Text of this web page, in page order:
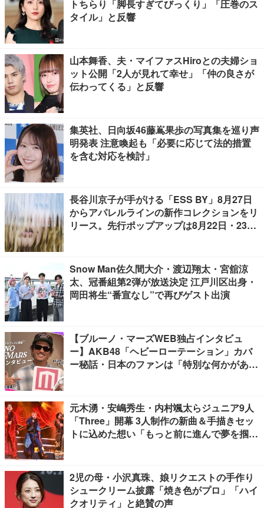
トちらり「脚長すぎてびっくり」「圧巻のス
タイル」と反響
山本舞香、夫・マイファスHiroとの夫婦ショ
ット公開「2人が見れて幸せ」「仲の良さが
伝わってくる」と反響
集英社、日向坂46藤嶌果歩の写真集を巡り声
明発表 注意喚起も「必要に応じて法的措置
を含む対応を検討」
長谷川京子が手がける「ESS BY」8月27日
からアパレルラインの新作コレクションをリ
リース。先行ポップアップは8月22日・23日
Snow Man佐久間大介・渡辺翔太・宮舘涼
太、冠番組第2弾が放送決定 江戸川区出身・
岡田将生“番宣なし”で再びゲスト出演
【ブルーノ・マーズWEB独占インタビュ
ー】AKB48「ヘビーローテーション」カバ
ー秘話・日本のファンは「特別な何かがあ
元木湧・安嶋秀生・内村颯太らジュニア9人
「Three」開幕 3人制作の新曲＆手描きセッ
トに込めた想い「もっと前に進んで夢を掴み
2児の母・小沢真珠、娘リクエストの手作り
シュークリーム披露「焼き色がプロ」「ハイ
クオリティ」と絶賛の声